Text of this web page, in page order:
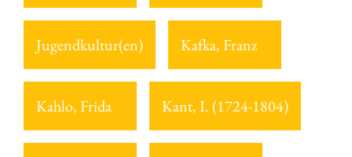
Jugendkultur(en) Kafka, Franz
Kahlo, Frida Kant, I. (1724-1804)